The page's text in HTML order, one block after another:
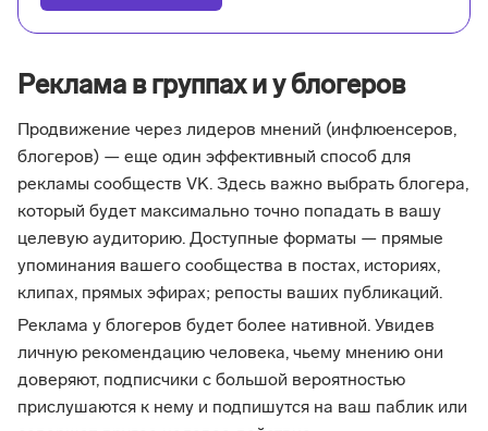
Реклама в группах и у блогеров
Продвижение через лидеров мнений (инфлюенсеров,
блогеров) — еще один эффективный способ для
рекламы сообществ VK. Здесь важно выбрать блогера,
который будет максимально точно попадать в вашу
целевую аудиторию. Доступные форматы — прямые
упоминания вашего сообщества в постах, историях,
клипах, прямых эфирах; репосты ваших публикаций.
Реклама у блогеров будет более нативной. Увидев
личную рекомендацию человека, чьему мнению они
доверяют, подписчики с большой вероятностью
прислушаются к нему и подпишутся на ваш паблик или